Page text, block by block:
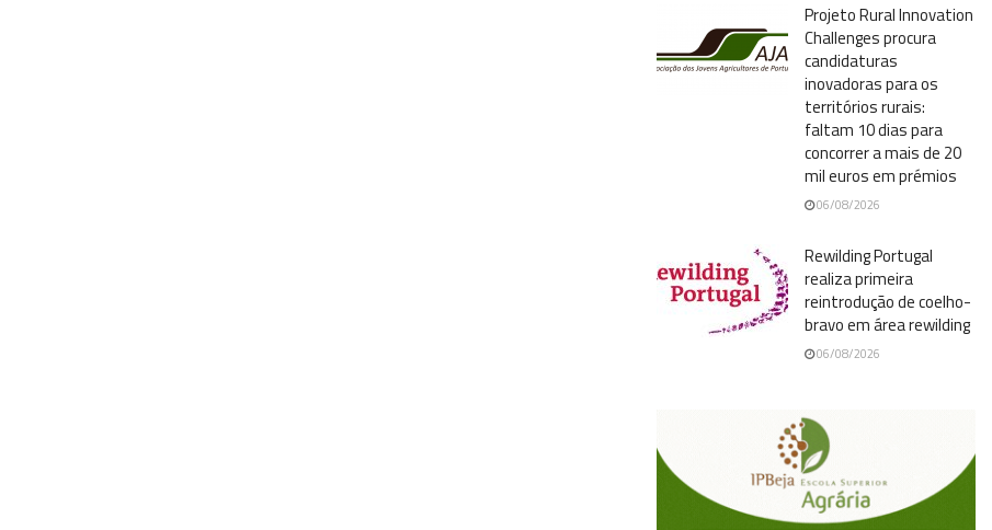
Projeto Rural Innovation
Challenges procura
candidaturas
inovadoras para os
territórios rurais:
faltam 10 dias para
concorrer a mais de 20
mil euros em prémios
06/08/2026
Rewilding Portugal
realiza primeira
reintrodução de coelho-
bravo em área rewilding
06/08/2026